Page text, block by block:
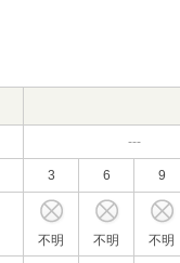
---
3 6 9
不明 不明 不明